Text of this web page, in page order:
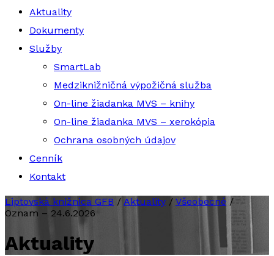
Aktuality
Dokumenty
Služby
SmartLab
Medziknižničná výpožičná služba
On-line žiadanka MVS – knihy
On-line žiadanka MVS – xerokópia
Ochrana osobných údajov
Cenník
Kontakt
Liptovská knižnica GFB / Aktuality / Všeobecné /
Oznam – 24.6.2026
Aktuality